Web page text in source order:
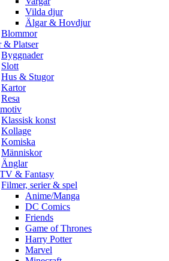
Vilda djur
Älgar & Hovdjur
Blommor
& Platser
Byggnader
Slott
Hus & Stugor
Kartor
Resa
Klassisk konst
Kollage
Komiska
Människor
Änglar
& Fantasy
Filmer, serier & spel
Anime/Manga
DC Comics
Friends
Game of Thrones
Harry Potter
Marvel